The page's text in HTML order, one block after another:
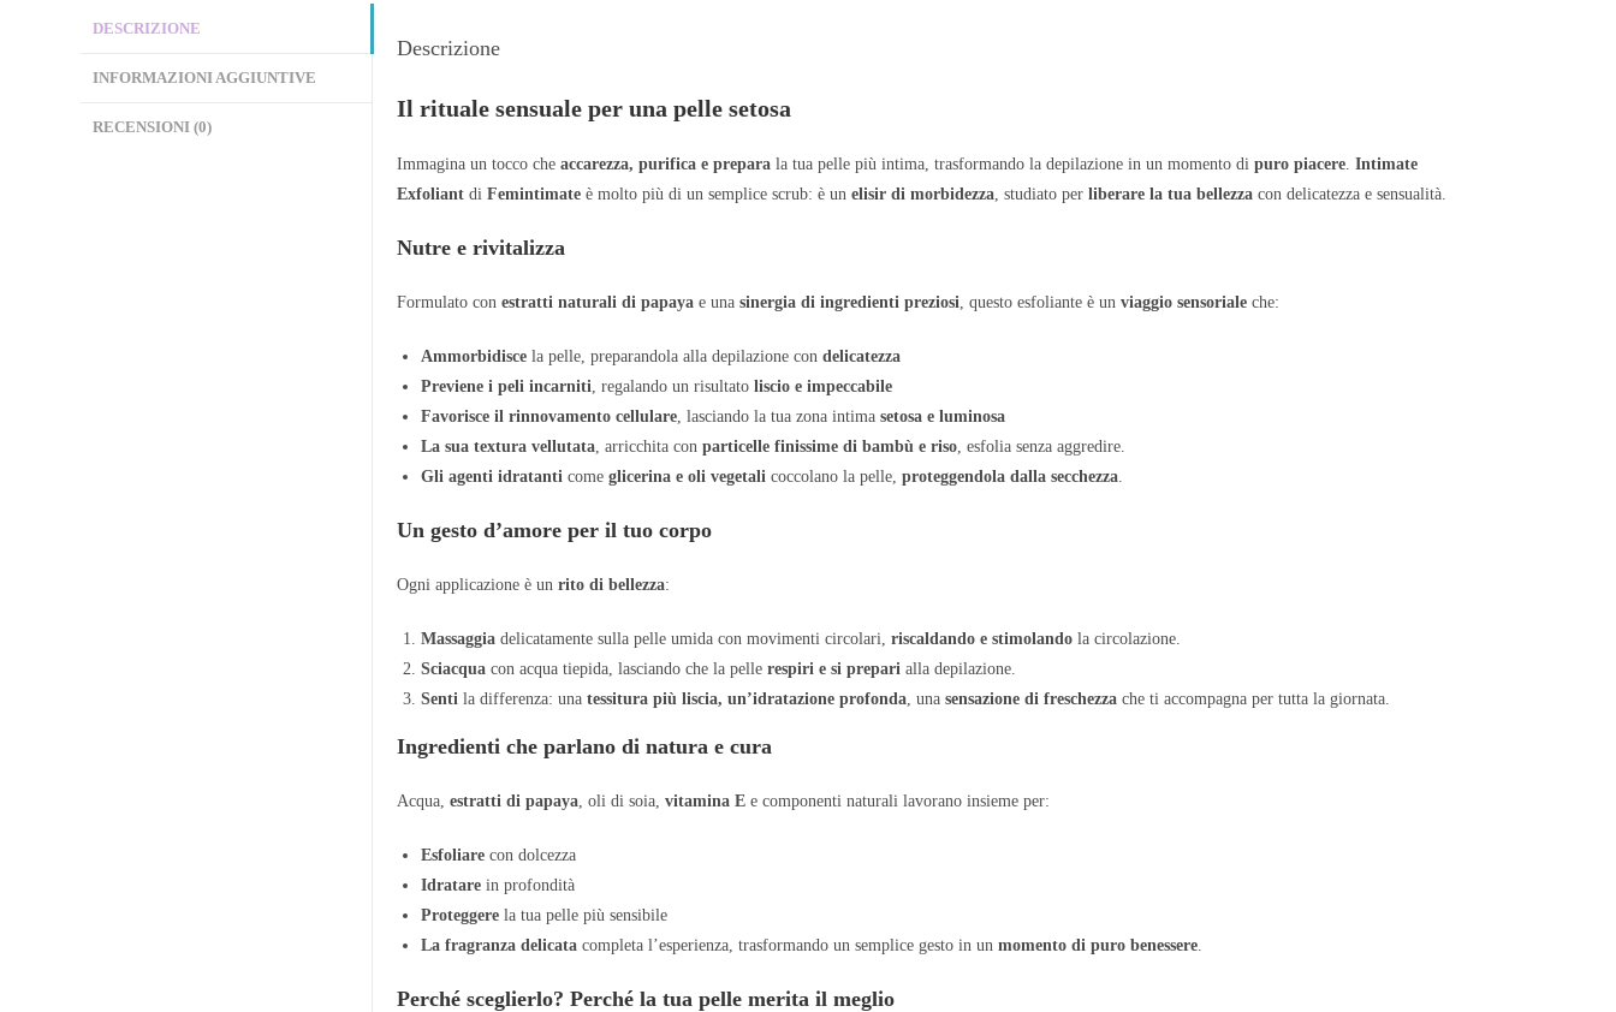
DESCRIZIONE
INFORMAZIONI AGGIUNTIVE
RECENSIONI (0)
Descrizione
Il rituale sensuale per una pelle setosa
Immagina un tocco cheaccarezza, purifica e prepara la tua pelle più intima, trasformando la depilazione in un momento dipuro piacere.Intimate
Exfoliant diFemintimate è molto più di un semplice scrub: è unelisir di morbidezza, studiato perliberare la tua bellezza con delicatezza e sensualità.
Nutre e rivitalizza
Formulato conestratti naturali di papaya e unasinergia di ingredienti preziosi, questo esfoliante è unviaggio sensoriale che:
Ammorbidisce la pelle, preparandola alla depilazione condelicatezza
Previene i peli incarniti, regalando un risultatoliscio e impeccabile
Favorisce il rinnovamento cellulare, lasciando la tua zona intimasetosa e luminosa
La sua textura vellutata, arricchita conparticelle finissime di bambù e riso, esfolia senza aggredire.
Gli agenti idratanti comeglicerina e oli vegetali coccolano la pelle,proteggendola dalla secchezza.
Un gesto d’amore per il tuo corpo
Ogni applicazione è unrito di bellezza:
Massaggia delicatamente sulla pelle umida con movimenti circolari,riscaldando e stimolando la circolazione.
Sciacqua con acqua tiepida, lasciando che la pellerespiri e si prepari alla depilazione.
Senti la differenza: unatessitura più liscia, un’idratazione profonda, unasensazione di freschezza che ti accompagna per tutta la giornata.
Ingredienti che parlano di natura e cura
Acqua,estratti di papaya, oli di soia,vitamina E e componenti naturali lavorano insieme per:
Esfoliare con dolcezza
Idratare in profondità
Proteggere la tua pelle più sensibile
La fragranza delicata completa l’esperienza, trasformando un semplice gesto in unmomento di puro benessere.
Perché sceglierlo? Perché la tua pelle merita il meglio